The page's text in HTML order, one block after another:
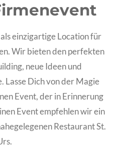
einzigartige Location für
Wir bieten den perfekten
neue Ideen und
Lasse Dich von der Magie
Event, der in Erinnerung
Event empfehlen wir ein
Restaurant St.